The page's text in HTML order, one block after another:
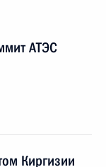
АТЭС
Киргизии